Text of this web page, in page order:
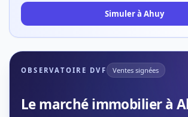
Simuler à Ahuy
OBSERVATOIRE DVF Ventes signées
Le marché immobilier à